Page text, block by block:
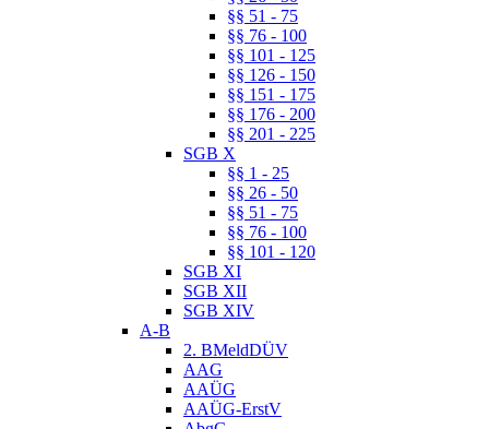
§§ 51 - 75
§§ 76 - 100
§§ 101 - 125
§§ 126 - 150
§§ 151 - 175
§§ 176 - 200
§§ 201 - 225
SGB X
§§ 1 - 25
§§ 26 - 50
§§ 51 - 75
§§ 76 - 100
§§ 101 - 120
SGB XI
SGB XII
SGB XIV
A-B
2. BMeldDÜV
AAG
AAÜG
AAÜG-ErstV